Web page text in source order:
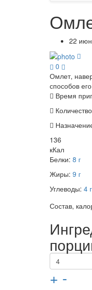
22
0
Омлет,
способов
Время
136
кКал
Белки: 8 г
Жиры: 9 г
Углеводы: 4 г
Состав,
+ -